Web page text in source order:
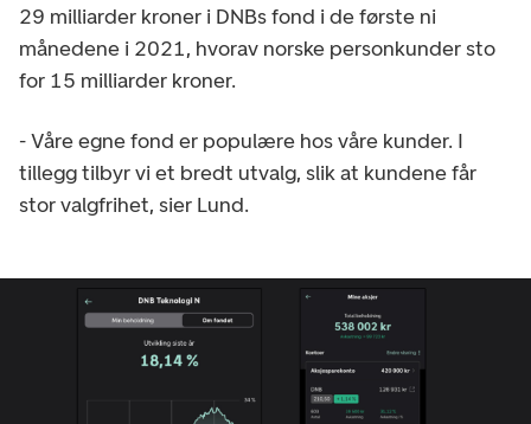
29 milliarder kroner i DNBs fond i de første ni
månedene i 2021, hvorav norske personkunder sto
for 15 milliarder kroner.
- Våre egne fond er populære hos våre kunder. I
tillegg tilbyr vi et bredt utvalg, slik at kundene får
stor valgfrihet, sier Lund.